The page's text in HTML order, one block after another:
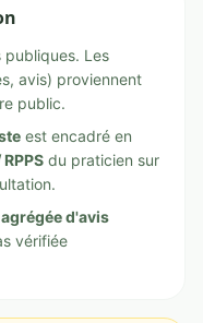
publiques. Les
avis) proviennent
public.
est encadré en
du praticien sur
agrégée d'avis
vérifiée